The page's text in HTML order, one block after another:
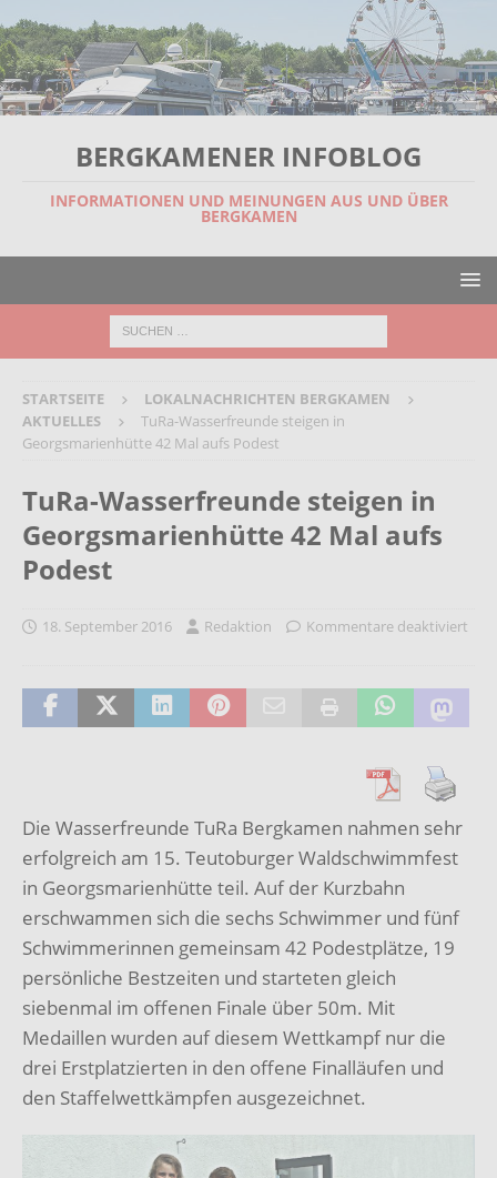
BERGKAMENER INFOBLOG
INFORMATIONEN UND MEINUNGEN AUS UND ÜBER
BERGKAMEN
STARTSEITE
LOKALNACHRICHTEN BERGKAMEN
AKTUELLES
TuRa-Wasserfreunde steigen in
Georgsmarienhütte 42 Mal aufs Podest
TuRa-Wasserfreunde steigen in
Georgsmarienhütte 42 Mal aufs
Podest
18. September 2016 Redaktion Kommentare deaktiviert
Die Wasserfreunde TuRa Bergkamen nahmen sehr
erfolgreich am 15. Teutoburger Waldschwimmfest
in Georgsmarienhütte teil. Auf der Kurzbahn
erschwammen sich die sechs Schwimmer und fünf
Schwimmerinnen gemeinsam 42 Podestplätze, 19
persönliche Bestzeiten und starteten gleich
siebenmal im offenen Finale über 50m. Mit
Medaillen wurden auf diesem Wettkampf nur die
drei Erstplatzierten in den offene Finalläufen und
den Staffelwettkämpfen ausgezeichnet.